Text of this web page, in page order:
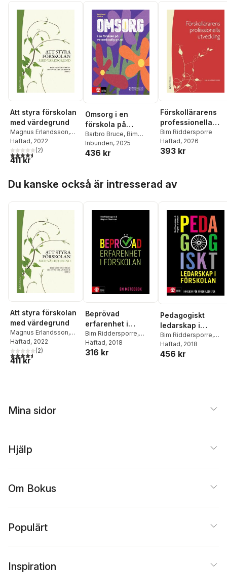
Att styra förskolan
med värdegrund
Magnus Erlandsson,
Bim Riddersporre
Gezim Isufi
Stier,Hanna Cinthio
Häftad, 2022
4,5utav 5 stjärnor. Totalt antal röster:
(2)
411 kr
Omsorg i en
förskola på
vetenskaplig grund
Barbro Bruce, Bim
Riddersporre
Inbunden, 2025
436 kr
Förskollärarens
professionella
utveckling
Bim Riddersporre
Häftad, 2026
393 kr
Du kanske också är intresserad av
Att styra förskolan
med värdegrund
Magnus Erlandsson,
Bim Riddersporre
Gezim Isufi
Stier,Hanna Cinthio
Häftad, 2022
4,5utav 5 stjärnor. Totalt antal röster:
(2)
411 kr
Beprövad
erfarenhet i
förskolan : En
metodbok
Bim Riddersporre,
Magnus Erlandsson
Häftad, 2018
316 kr
Pedagogiskt
ledarskap i
förskola : handbok
för rektorer
Bim Riddersporre,
Magnus Erlandsson
Häftad, 2018
456 kr
Mina sidor
Hjälp
Om Bokus
Populärt
Inspiration